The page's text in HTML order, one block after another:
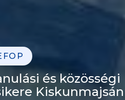
és közösségi
Kiskunmajsán